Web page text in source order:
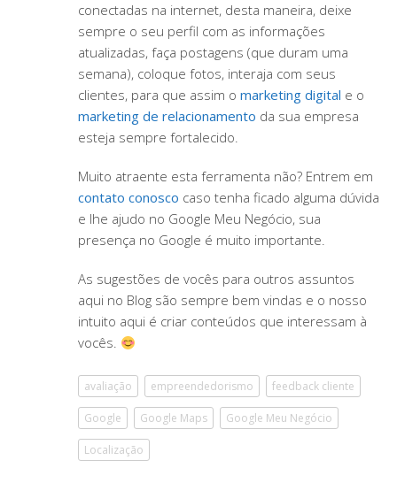
conectadas na internet, desta maneira, deixe
sempre o seu perfil com as informações
atualizadas, faça postagens (que duram uma
semana), coloque fotos, interaja com seus
clientes, para que assim o marketing digital e o
marketing de relacionamento da sua empresa
esteja sempre fortalecido.
Muito atraente esta ferramenta não? Entrem em
contato conosco caso tenha ficado alguma dúvida
e lhe ajudo no Google Meu Negócio, sua
presença no Google é muito importante.
As sugestões de vocês para outros assuntos
aqui no Blog são sempre bem vindas e o nosso
intuito aqui é criar conteúdos que interessam à
vocês.
avaliação empreendedorismo feedback cliente
Google Google Maps Google Meu Negócio
Localização